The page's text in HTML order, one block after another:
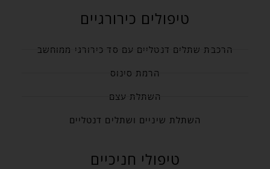
טיפולים כירורגיים
הרכבת שתלים דנטליים עם סד כירורגי ממוחשב
הרמת סינוס
השתלת עצם
השתלת שיניים ושתלים דנטליים
טיפולי חניכיים